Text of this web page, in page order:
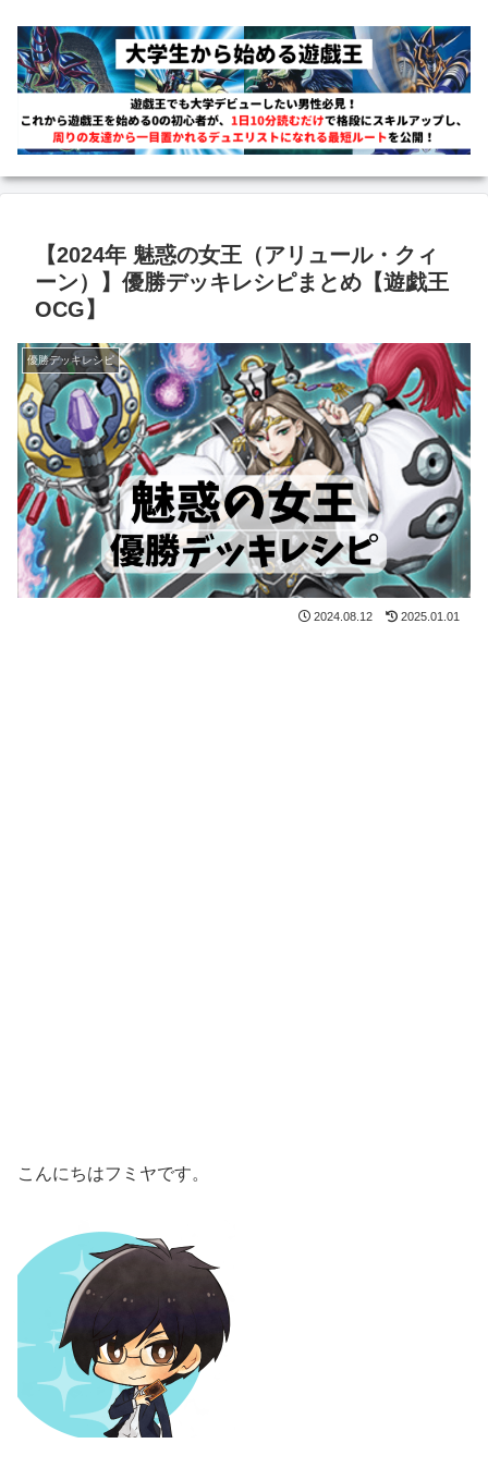
【2024年 魅惑の女王（アリュール・クィ
ーン）】優勝デッキレシピまとめ【遊戯王
OCG】
優勝デッキレシピ
2024.08.12 2025.01.01
こんにちはフミヤです。